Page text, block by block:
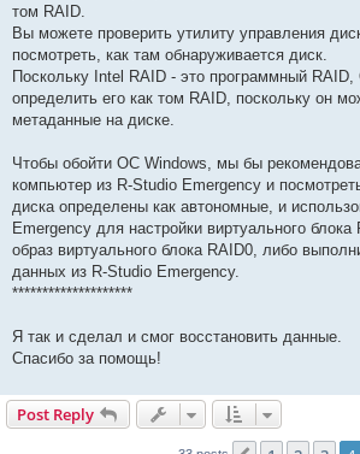
том RAID.
Вы можете проверить утилиту управления
посмотреть, как там обнаруживается диск.
Поскольку Intel RAID - это программный
определить его как том RAID, поскольку он
метаданные на диске.
Чтобы обойти ОС Windows, мы бы
компьютер из R-Studio Emergency и
диска определены как автономные, и
Emergency для настройки виртуального
образ виртуального блока RAID0, либо
данных из R-Studio Emergency.
********************
Я так и сделал и смог восстановить данные.
Спасибо за помощь!
Post Reply